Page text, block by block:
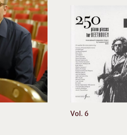
Vol. 6